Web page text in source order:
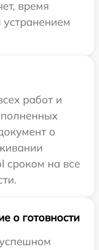
время
работ и
о
сроком на все
о готовности